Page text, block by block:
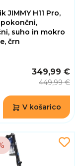
JIMMY H11 Pro,
suho in mokro
črn
349,99 €
449,99 €
V košarico